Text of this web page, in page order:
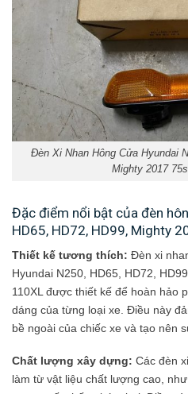
Đèn Xi Nhan Hông Cửa Hyundai
Mighty 2017
Đặc điểm nổi bật của đèn
HD65, HD72, HD99, Mighty
Thiết kế tương thích: Đèn xi
Hyundai N250, HD65, HD72,
110XL được thiết kế để hoàn hảo
dáng của từng loại xe. Điều này
bề ngoài của chiếc xe và tạo nên
Chất lượng xây dựng: Các đèn
làm từ vật liệu chất lượng cao,